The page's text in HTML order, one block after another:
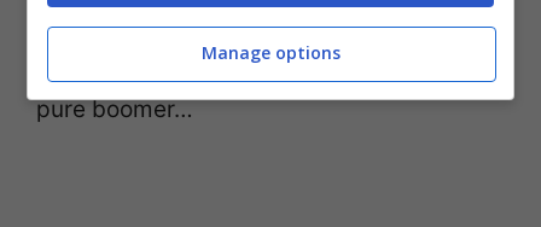
proprio dobbiamo scegliere preferiamo i
beauty look di Blake Lively! Chiamateci
pure boomer…
Manage options